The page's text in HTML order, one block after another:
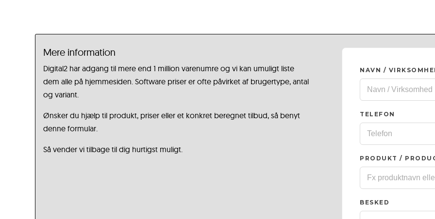
Mere information
Digital2 har adgang til mere end 1 million varenumre og vi kan umuligt liste
dem alle på hjemmesiden. Software priser er ofte påvirket af brugertype, antal
og variant.
Ønsker du hjælp til produkt, priser eller et konkret beregnet tilbud, så benyt
denne formular.
Så vender vi tilbage til dig hurtigst muligt.
NAVN /
TELEFON
PRODUKT /
BESKED